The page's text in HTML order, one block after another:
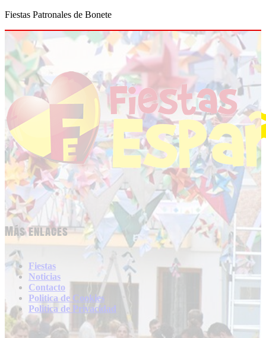
Fiestas Patronales de Bonete
Más enlaces
Fiestas
Noticias
Contacto
Politica de Cookies
Politica de Privacidad